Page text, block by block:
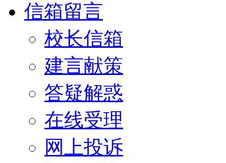
信箱留言
校长信箱
建言献策
答疑解惑
在线受理
网上投诉